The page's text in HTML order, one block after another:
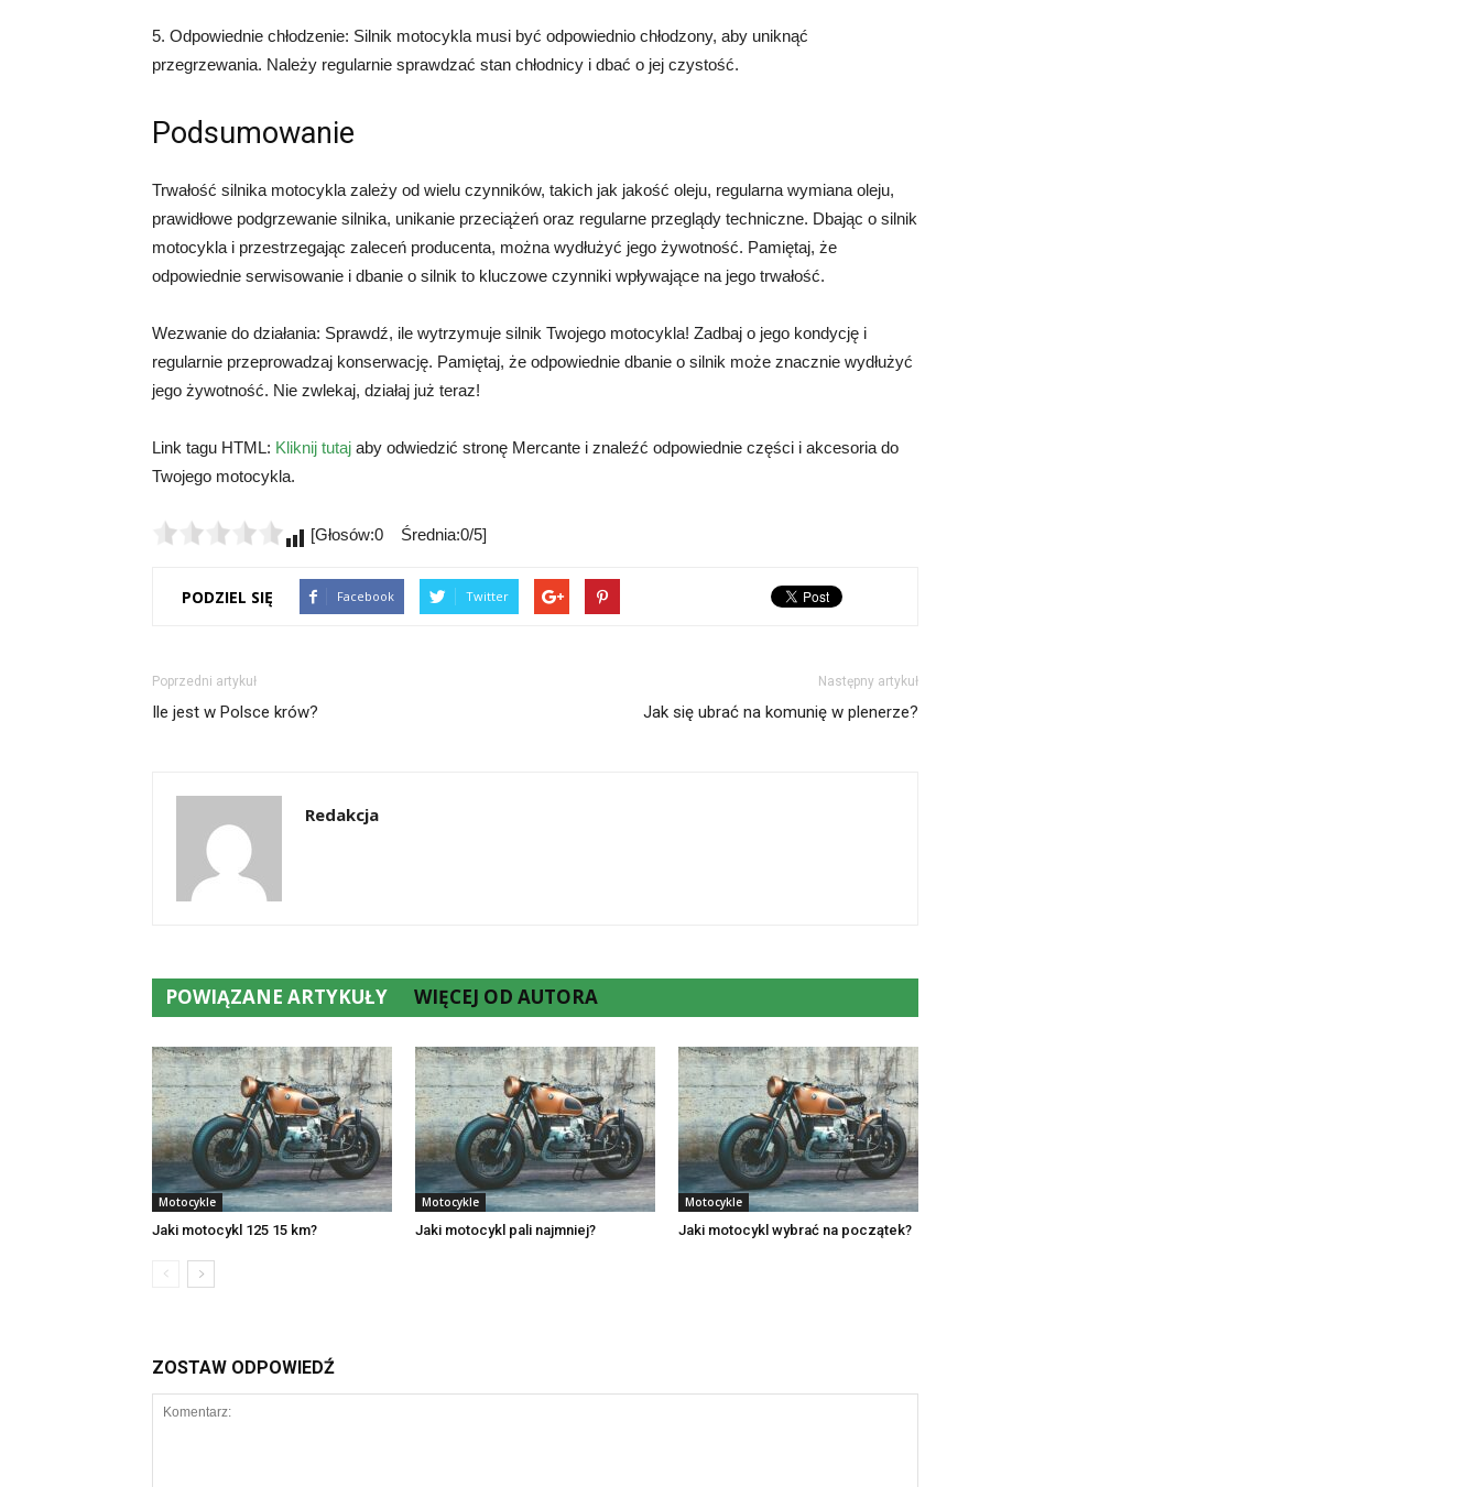
5. Odpowiednie chłodzenie: Silnik motocykla musi być odpowiednio chłodzony, aby uniknąć
przegrzewania. Należy regularnie sprawdzać stan chłodnicy i dbać o jej czystość.
Podsumowanie
Trwałość silnika motocykla zależy od wielu czynników, takich jak jakość oleju, regularna wymiana oleju,
prawidłowe podgrzewanie silnika, unikanie przeciążeń oraz regularne przeglądy techniczne. Dbając o silnik
motocykla i przestrzegając zaleceń producenta, można wydłużyć jego żywotność. Pamiętaj, że
odpowiednie serwisowanie i dbanie o silnik to kluczowe czynniki wpływające na jego trwałość.
Wezwanie do działania: Sprawdź, ile wytrzymuje silnik Twojego motocykla! Zadbaj o jego kondycję i
regularnie przeprowadzaj konserwację. Pamiętaj, że odpowiednie dbanie o silnik może znacznie wydłużyć
jego żywotność. Nie zwlekaj, działaj już teraz!
Link tagu HTML: Kliknij tutaj aby odwiedzić stronę Mercante i znaleźć odpowiednie części i akcesoria do
Twojego motocykla.
[Głosów:0 Średnia:0/5]
PODZIEL SIĘ Facebook Twitter
Poprzedni artykuł
Ile jest w Polsce krów?
Następny artykuł
Jak się ubrać na komunię w plenerze?
Redakcja
POWIĄZANE ARTYKUŁY WIĘCEJ OD AUTORA
Motocykle
Jaki motocykl 125 15 km?
Motocykle
Jaki motocykl pali najmniej?
Motocykle
Jaki motocykl wybrać na początek?
ZOSTAW ODPOWIEDŹ